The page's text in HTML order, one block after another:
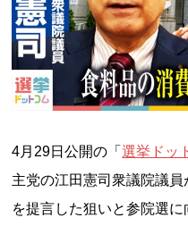
4月29日公開の「選挙ドッ
主党の江田憲司衆議院議
を提言した狙いと参院選